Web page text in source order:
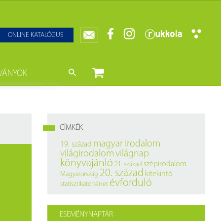
ONLINE KATALÓGUS
CÍMKÉK
19. század magyar irodalom
világirodalom világnap
könyvajánló 21. század szépirodalom
Magyarország 20. század kitekintő
statisztikatörténet évforduló
ESEMÉNYNAPTÁR